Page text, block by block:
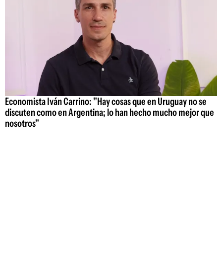
Economista Iván Carrino: "Hay cosas que en Uruguay no se
discuten como en Argentina; lo han hecho mucho mejor que
nosotros"